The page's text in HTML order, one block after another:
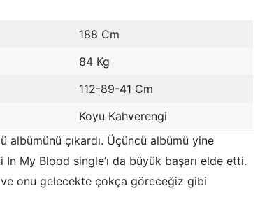
188 Cm
84 Kg
112-89-41 Cm
Koyu Kahverengi
albümünü çıkardı. Üçüncü albümü yine
My Blood single’ı da büyük başarı elde etti.
ve onu gelecekte çokça göreceğiz gibi